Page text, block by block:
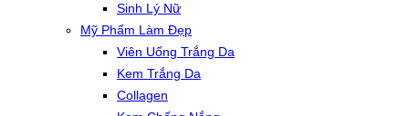
Sinh Lý Nữ
Mỹ Phẩm Làm Đẹp
Viên Uống Trắng Da
Kem Trắng Da
Collagen